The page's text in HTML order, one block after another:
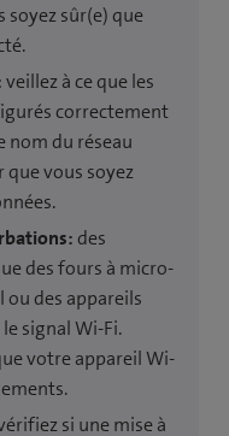
soyez sûr(e) que
veillez à ce que les
correctement
nom du réseau
que vous soyez
des
des fours à micro-
ou des appareils
signal Wi-Fi.
votre appareil Wi-
si une mise à